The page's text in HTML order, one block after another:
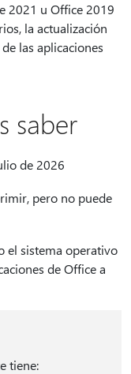
2021 u Office 2019
la actualización
las aplicaciones
saber
de 2026
pero no puede
el sistema operativo
de Office a
tiene: